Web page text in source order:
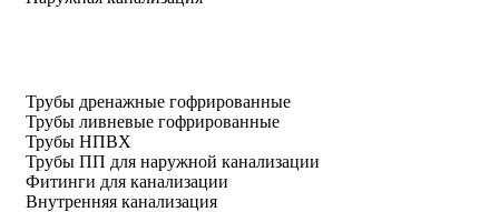
Трубы дренажные гофрированные
Трубы ливневые гофрированные
Трубы НПВХ
Трубы ПП для наружной канализации
Фитинги для канализации
Внутренняя канализация